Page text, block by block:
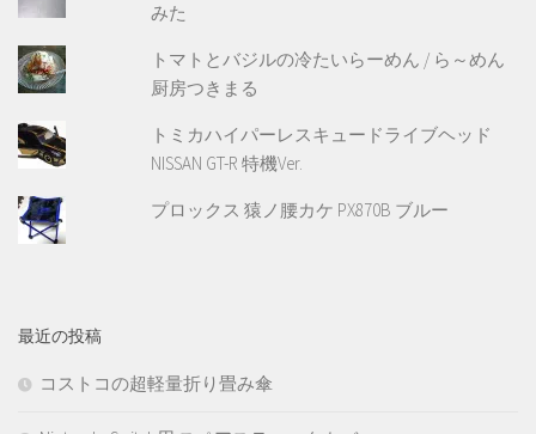
みた
トマトとバジルの冷たいらーめん / ら～めん
厨房つきまる
トミカハイパーレスキュードライブヘッド
NISSAN GT-R 特機Ver.
プロックス 猿ノ腰カケ PX870B ブルー
最近の投稿
コストコの超軽量折り畳み傘